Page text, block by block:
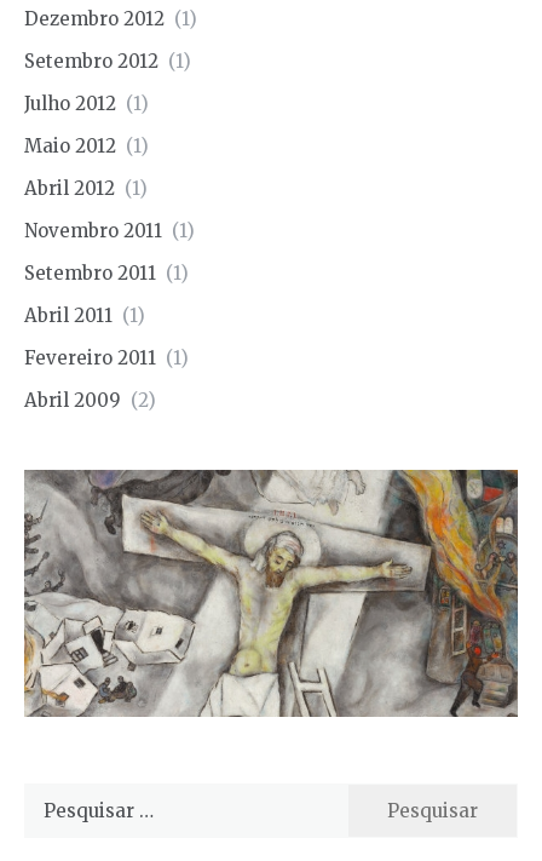
Dezembro 2012 (1)
Setembro 2012 (1)
Julho 2012 (1)
Maio 2012 (1)
Abril 2012 (1)
Novembro 2011 (1)
Setembro 2011 (1)
Abril 2011 (1)
Fevereiro 2011 (1)
Abril 2009 (2)
Pesquisar